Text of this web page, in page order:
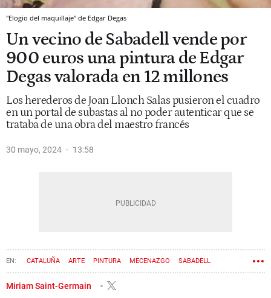
"Elogio del maquillaje" de Edgar Degas
Un vecino de Sabadell vende por
900 euros una pintura de Edgar
Degas valorada en 12 millones
Los herederos de Joan Llonch Salas pusieron el cuadro
en un portal de subastas al no poder autenticar que se
trataba de una obra del maestro francés
30 mayo, 2024 13:58
CATALUÑA ARTE PINTURA MECENAZGO SABADELL
SUBASTA
Miriam Saint-Germain